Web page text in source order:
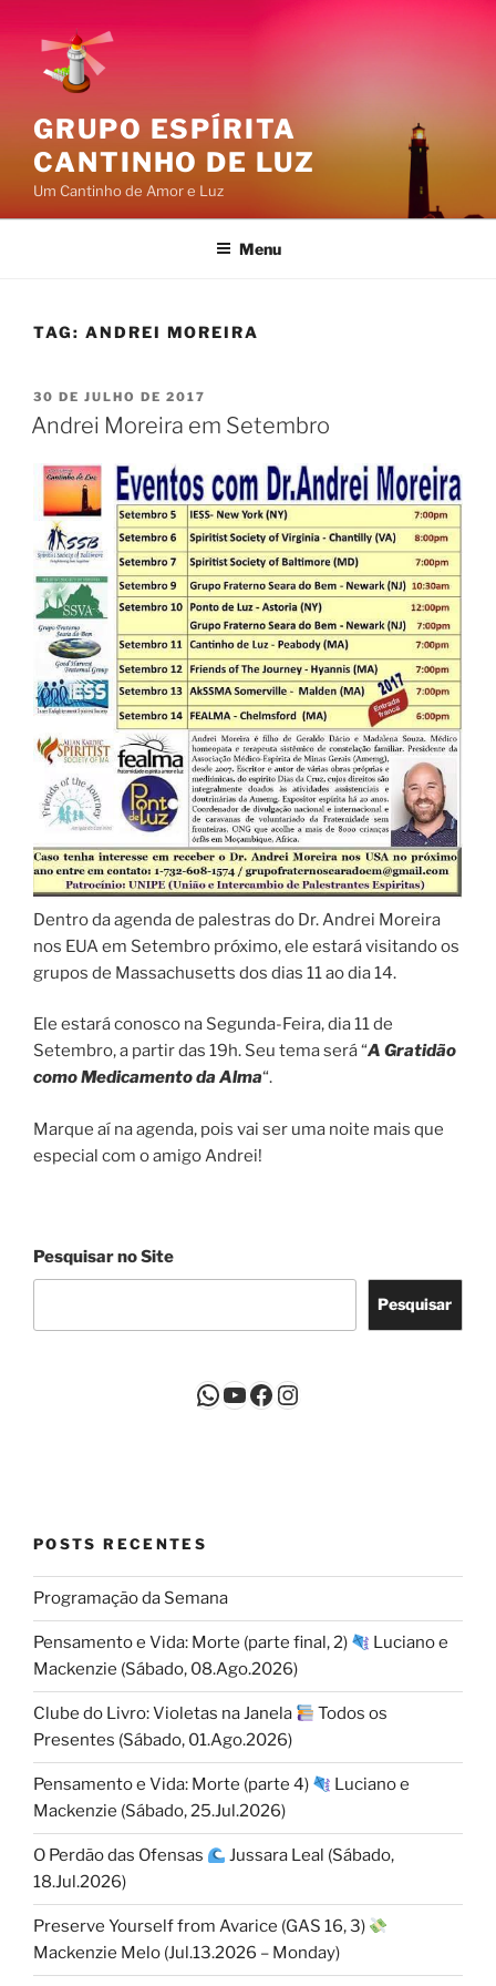
conteúdo
GRUPO ESPÍRITA
CANTINHO DE LUZ
Um Cantinho de Amor e Luz
Menu
TAG: ANDREI MOREIRA
PUBLICADO
EM
30 DE JULHO DE 2017
Andrei Moreira em Setembro
Dentro da agenda de palestras do Dr. Andrei Moreira
nos EUA em Setembro próximo, ele estará visitando os
grupos de Massachusetts dos dias 11 ao dia 14.
Ele estará conosco na Segunda-Feira, dia 11 de
Setembro, a partir das 19h. Seu tema será “A Gratidão
como Medicamento da Alma“.
Marque aí na agenda, pois vai ser uma noite mais que
especial com o amigo Andrei!
Pesquisar no Site
Pesquisar
WhatsApp
Youtube
Facebook
Instagram
POSTS RECENTES
Programação da Semana
Pensamento e Vida: Morte (parte final, 2)
Luciano e
Mackenzie (Sábado, 08.Ago.2026)
Clube do Livro: Violetas na Janela
Todos os
Presentes (Sábado, 01.Ago.2026)
Pensamento e Vida: Morte (parte 4)
Luciano e
Mackenzie (Sábado, 25.Jul.2026)
O Perdão das Ofensas
Jussara Leal (Sábado,
18.Jul.2026)
Preserve Yourself from Avarice (GAS 16, 3)
Mackenzie Melo (Jul.13.2026 – Monday)